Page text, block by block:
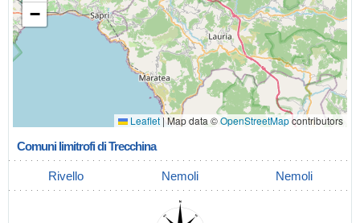
−
Leaflet |Map data ©OpenStreetMapcontributors
Comuni limitrofi di Trecchina
Rivello Nemoli Nemoli